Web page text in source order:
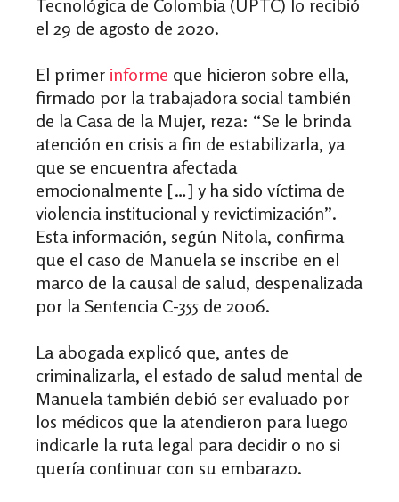
Tecnológica de Colombia (UPTC) lo recibió
el 29 de agosto de 2020.
El primer informe que hicieron sobre ella,
firmado por la trabajadora social también
de la Casa de la Mujer, reza: “Se le brinda
atención en crisis a fin de estabilizarla, ya
que se encuentra afectada
emocionalmente […] y ha sido víctima de
violencia institucional y revictimización”.
Esta información, según Nitola, confirma
que el caso de Manuela se inscribe en el
marco de la causal de salud, despenalizada
por la Sentencia C-355 de 2006.
La abogada explicó que, antes de
criminalizarla, el estado de salud mental de
Manuela también debió ser evaluado por
los médicos que la atendieron para luego
indicarle la ruta legal para decidir o no si
quería continuar con su embarazo.